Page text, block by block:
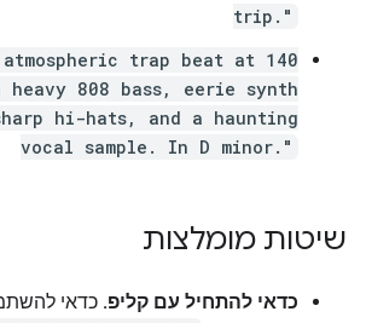
trip."
trap beat at 140
heavy 808 bass, eerie synth
hi-hats, and a haunting
vocal sample. In D minor."
שיטות מומלצות
כדאי להתחיל עם קליפ. כדאי